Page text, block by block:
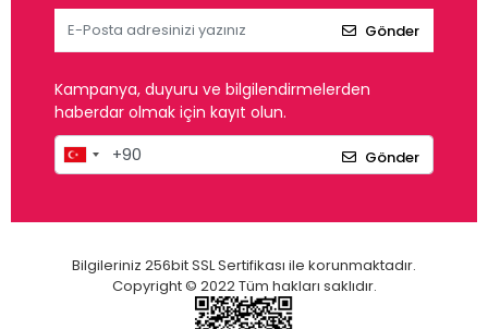
Gönder
Kampanya, duyuru ve bilgilendirmelerden
haberdar olmak için kayıt olun.
Gönder
Bilgileriniz 256bit SSL Sertifikası ile korunmaktadır.
Copyright © 2022 Tüm hakları saklıdır.